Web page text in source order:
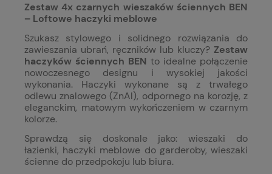
Zestaw 4x czarnych wieszaków ściennych BEN
– Loftowe haczyki meblowe
Szukasz stylowego i solidnego rozwiązania do
zawieszania ubrań, ręczników lub kluczy? Zestaw
haczyków ściennych BEN to idealne połączenie
nowoczesnego designu i wysokiej jakości
wykonania. Haczyki wykonane są z trwałego
odlewu znalowego (ZnAl), odpornego na korozję, z
eleganckim, matowym wykończeniem w czarnym
kolorze.
Sprawdzą się doskonale jako: wieszaki do
łazienki, haczyki meblowe do garderoby, wieszaki
ścienne do przedpokoju lub biura.